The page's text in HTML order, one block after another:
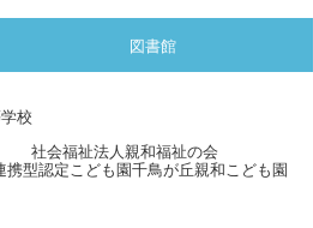
図書館
校
社会福祉法人親和福祉の会
携型認定こども園千鳥が丘親和こども園